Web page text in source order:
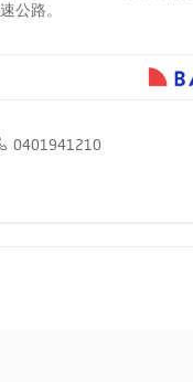
公路。
0401941210